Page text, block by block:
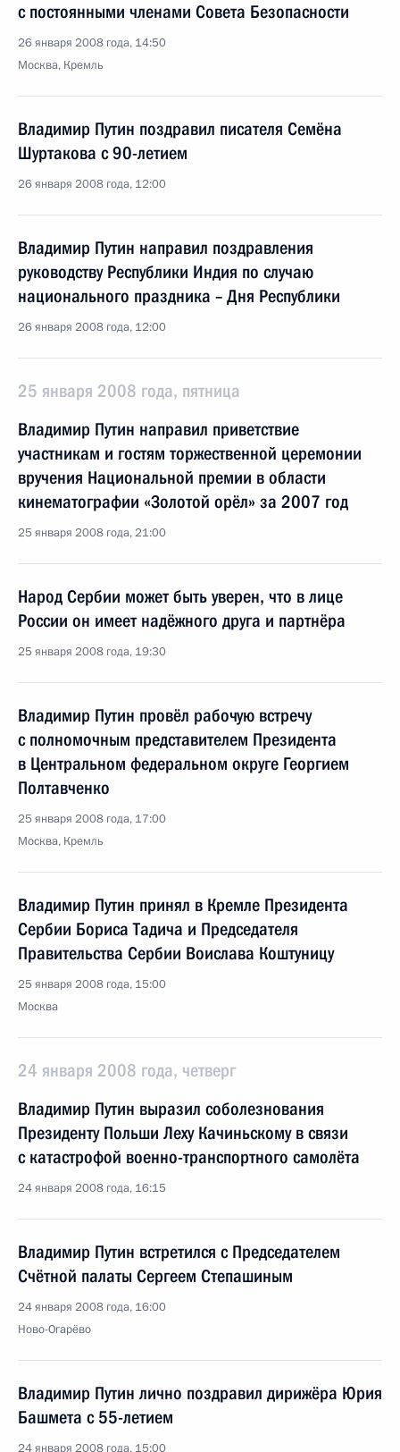
с постоянными членами Совета Безопасности
26 января 2008 года, 14:50
Москва, Кремль
Владимир Путин поздравил писателя Семёна
Шуртакова с 90-летием
26 января 2008 года, 12:00
Владимир Путин направил поздравления
руководству Республики Индия по случаю
национального праздника – Дня Республики
26 января 2008 года, 12:00
25 января 2008 года, пятница
Владимир Путин направил приветствие
участникам и гостям торжественной церемонии
вручения Национальной премии в области
кинематографии «Золотой орёл» за 2007 год
25 января 2008 года, 21:00
Народ Сербии может быть уверен, что в лице
России он имеет надёжного друга и партнёра
25 января 2008 года, 19:30
Владимир Путин провёл рабочую встречу
с полномочным представителем Президента
в Центральном федеральном округе Георгием
Полтавченко
25 января 2008 года, 17:00
Москва, Кремль
Владимир Путин принял в Кремле Президента
Сербии Бориса Тадича и Председателя
Правительства Сербии Воислава Коштуницу
25 января 2008 года, 15:00
Москва
24 января 2008 года, четверг
Владимир Путин выразил соболезнования
Президенту Польши Леху Качиньскому в связи
с катастрофой военно-транспортного самолёта
24 января 2008 года, 16:15
Владимир Путин встретился с Председателем
Счётной палаты Сергеем Степашиным
24 января 2008 года, 16:00
Ново-Огарёво
Владимир Путин лично поздравил дирижёра Юрия
Башмета с 55-летием
24 января 2008 года, 15:00